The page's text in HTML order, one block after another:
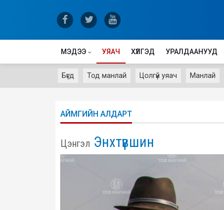
МЭДЭЭ УЯАЧ ХҮЛГЭД УРАЛДААНУУД
Бүгд Тод манлай Цолгүй уяач Манлай
АЙМГИЙН АЛДАРТ
Цэнгэл Энхтүвшин